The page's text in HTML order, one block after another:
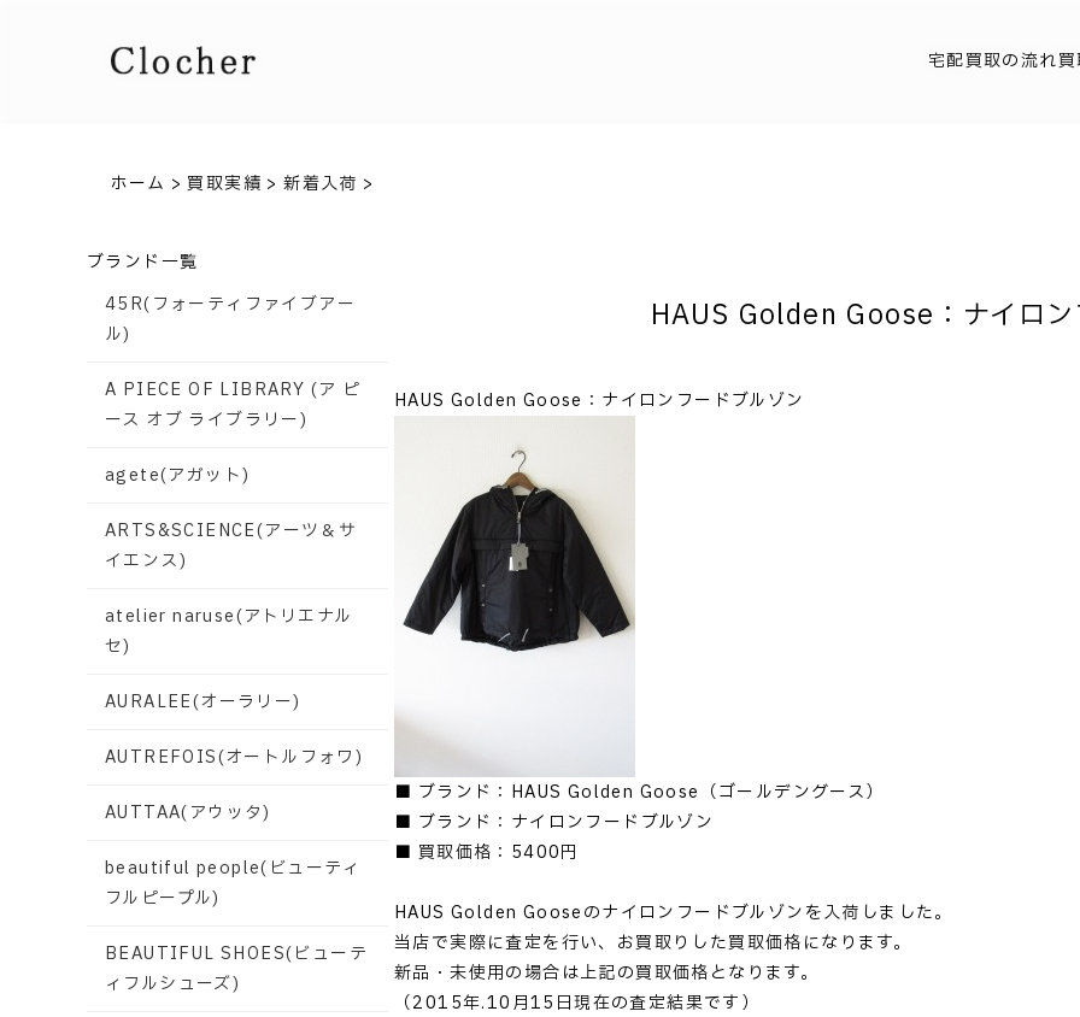
宅配買取の流れ
ホーム >買取実績 >新着入荷 >
HAUS Golden Goose：ナイロ
HAUS Golden Goose：ナイロンフードブルゾン
■ ブランド：HAUS Golden Goose（ゴールデングース）
■ ブランド：ナイロンフードブルゾン
■ 買取価格：5400円
HAUS Golden Gooseのナイロンフードブルゾンを入荷しました。
当店で実際に査定を行い、お買取りした買取価格になります。
新品・未使用の場合は上記の買取価格となります。
（2015年.10月15日現在の査定結果です）
ブランド一覧
45R(フォーティファイブアー
ル)
A PIECE OF LIBRARY (ア ピ
ース オブ ライブラリー)
agete(アガット)
ARTS&SCIENCE(アーツ＆サ
イエンス)
atelier naruse(アトリエナル
セ)
AURALEE(オーラリー)
AUTREFOIS(オートルフォワ)
AUTTAA(アウッタ)
beautiful people(ビューティ
フルピープル)
BEAUTIFUL SHOES(ビューテ
ィフルシューズ)